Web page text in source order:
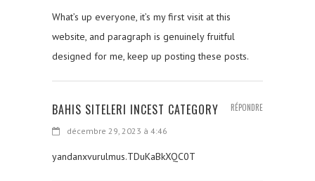
What’s up everyone, it’s my first visit at this
website, and paragraph is genuinely fruitful
designed for me, keep up posting these posts.
BAHIS SITELERI INCEST CATEGORY
décembre 29, 2023 à 4:46
yandanxvurulmus.TDuKaBkXQC0T
RÉPONDRE